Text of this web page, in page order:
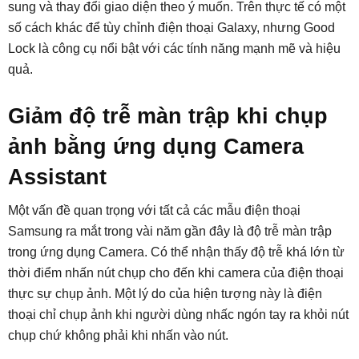
sung và thay đổi giao diện theo ý muốn. Trên thực tế có một
số cách khác để tùy chỉnh điện thoại Galaxy, nhưng Good
Lock là công cụ nổi bật với các tính năng mạnh mẽ và hiệu
quả.
Giảm độ trễ màn trập khi chụp
ảnh bằng ứng dụng Camera
Assistant
Một vấn đề quan trọng với tất cả các mẫu điện thoại
Samsung ra mắt trong vài năm gần đây là độ trễ màn trập
trong ứng dụng Camera. Có thể nhận thấy độ trễ khá lớn từ
thời điểm nhấn nút chụp cho đến khi camera của điện thoại
thực sự chụp ảnh. Một lý do của hiện tượng này là điện
thoại chỉ chụp ảnh khi người dùng nhấc ngón tay ra khỏi nút
chụp chứ không phải khi nhấn vào nút.